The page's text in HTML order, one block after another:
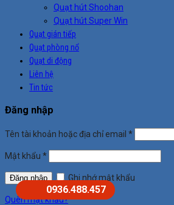
0936.488.457
Quạt hút Shoohan
Quạt hút Super Win
Quạt gián tiếp
Quạt phòng nổ
Quạt di động
Liên hệ
Tin tức
Đăng nhập
Tên tài khoản hoặc địa chỉ email *
Mật khẩu *
Đăng nhập Ghi nhớ mật khẩu
Quên mật khẩu?